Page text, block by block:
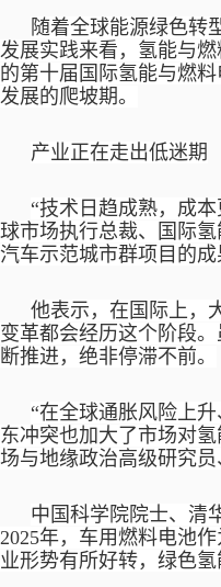
随着全球能源绿色转
发展实践来看，氢能与
的第十届国际氢能与燃
发展的爬坡期。
产业正在走出低迷期
“技术日趋成熟，成
球市场执行总裁、国际
汽车示范城市群项目的成
他表示，在国际上，
变革都会经历这个阶段
断推进，绝非停滞不前。
“在全球通胀风险上
东冲突也加大了市场对
场与地缘政治高级研究
中国科学院院士、清
2025年，车用燃料电池
业形势有所好转，绿色